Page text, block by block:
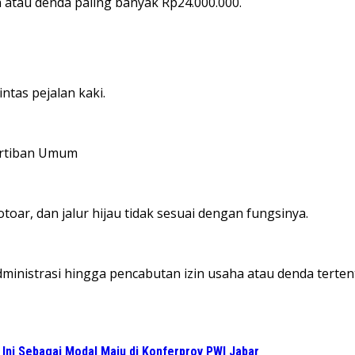
pejalan kaki.
Umum
dan jalur hijau tidak sesuai dengan fungsinya.
hingga pencabutan izin usaha atau denda
Sebagai Modal Maju di Konferprov PWI Jabar